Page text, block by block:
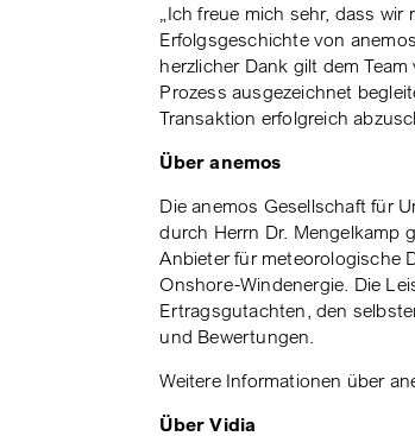
„Ich freue mich sehr, dass
Erfolgsgeschichte von
herzlicher Dank gilt dem
Prozess ausgezeichnet
Transaktion erfolgreich
Über anemos
Die anemos Gesellschaft für
durch Herrn Dr. Mengelkamp
Anbieter für meteorologische
Onshore-Windenergie. Die
Ertragsgutachten, den
und Bewertungen.
Weitere Informationen über
Über Vidia